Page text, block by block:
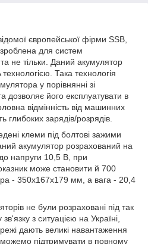
європейської фірми SSB,
для систем
не тільки. Даний акумулятор
Така технологія
у порівнянні зі
дозволяє його експлуатувати в
відмінність від машинних
глибоких зарядів/розрядів.
клеми під болтові зажими
акумулятор розрахований на
напруги 10,5 В, при
може становити й 700
- 350х167х179 мм, а вага - 20,4
не були розраховані під так
з ситуацією на Україні,
дають великі навантаження
підтримувати в повному